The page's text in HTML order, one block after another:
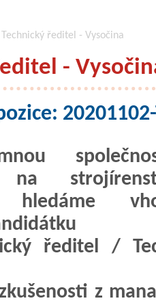
Technický ředitel - Vysočina
-
na
hledáme
ředitel /
z